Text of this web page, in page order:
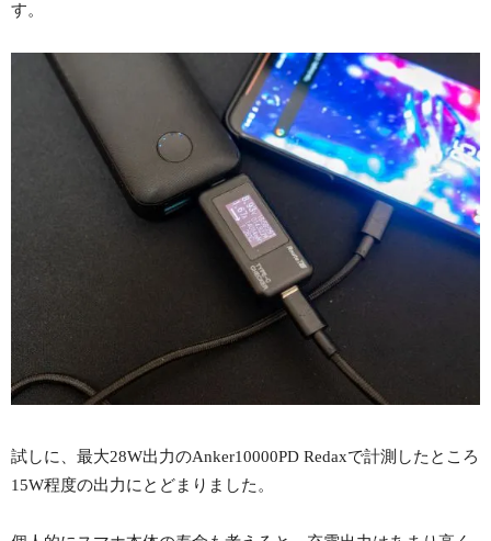
す。
試しに、最大28W出力のAnker10000PD Redaxで計測したところ
15W程度の出力にとどまりました。